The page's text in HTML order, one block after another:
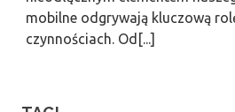
mobilne odgrywają kluczową
czynnościach. Od[...]